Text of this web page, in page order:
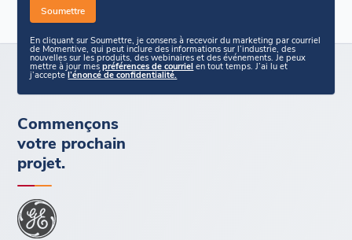
En cliquant sur Soumettre, je consens à recevoir du marketing par courriel
de Momentive, qui peut inclure des informations sur l’industrie, des
nouvelles sur les produits, des webinaires et des événements. Je peux
mettre à jour mespréférences de courriel en tout temps. J’ai lu et
j’acceptel’énoncé de confidentialité.
Commençons
votre prochain
projet.